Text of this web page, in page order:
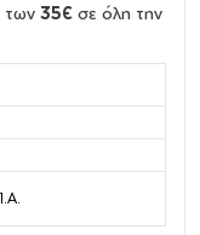
των35€ σε όλη την